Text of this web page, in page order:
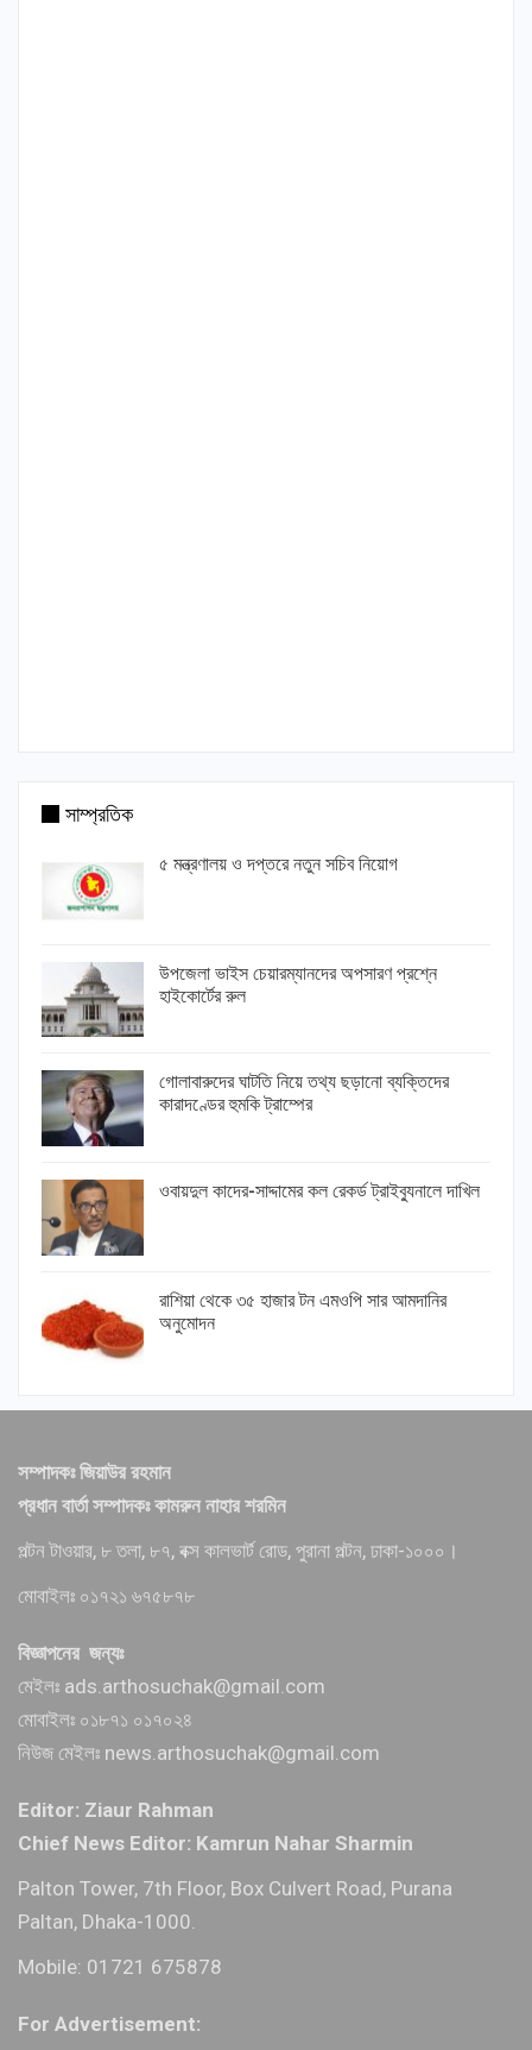
সাম্প্রতিক
৫ মন্ত্রণালয় ও দপ্তরে নতুন সচিব নিয়োগ
উপজেলা ভাইস চেয়ারম্যানদের অপসারণ প্রশ্নে
হাইকোর্টের রুল
গোলাবারুদের ঘাটতি নিয়ে তথ্য ছড়ানো ব্যক্তিদের
কারাদণ্ডের হুমকি ট্রাম্পের
ওবায়দুল কাদের-সাদ্দামের কল রেকর্ড ট্রাইব্যুনালে দাখিল
রাশিয়া থেকে ৩৫ হাজার টন এমওপি সার আমদানির
অনুমোদন
সম্পাদকঃ জিয়াউর রহমান
প্রধান বার্তা সম্পাদকঃ কামরুন নাহার শরমিন
পল্টন টাওয়ার, ৮ তলা, ৮৭, বক্স কালভার্ট রোড, পুরানা পল্টন, ঢাকা-১০০০।
মোবাইলঃ ০১৭২১ ৬৭৫৮৭৮
বিজ্ঞাপনের জন্যঃ
মেইলঃ ads.arthosuchak@gmail.com
মোবাইলঃ ০১৮৭১ ০১৭০২৪
নিউজ মেইলঃ news.arthosuchak@gmail.com
Editor: Ziaur Rahman
Chief News Editor: Kamrun Nahar Sharmin
Palton Tower, 7th Floor, Box Culvert Road, Purana
Paltan, Dhaka-1000.
Mobile: 01721 675878
For Advertisement: